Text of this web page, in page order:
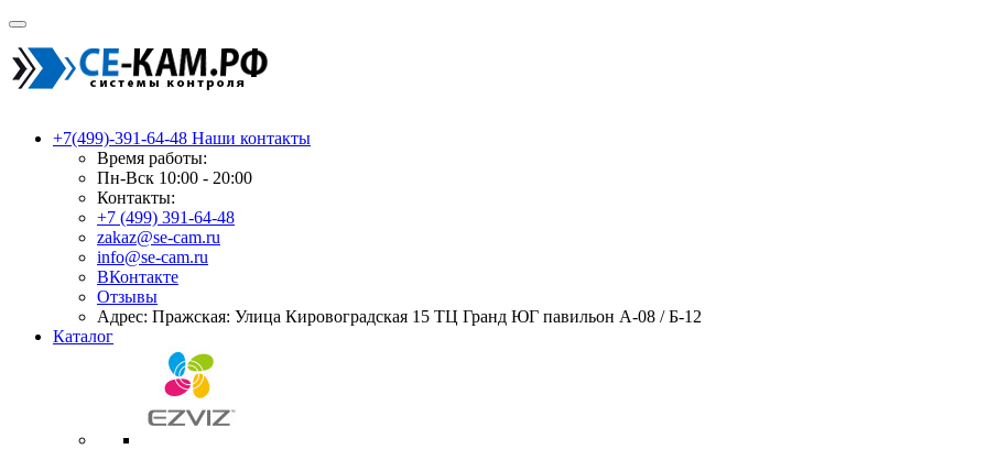
+7(499)-391-64-48 Наши контакты
Время работы:
Пн-Вск 10:00 - 20:00
Контакты:
+7 (499) 391-64-48
zakaz@se-cam.ru
info@se-cam.ru
ВКонтакте
Отзывы
Адрес: Пражская: Улица Кировоградская 15 ТЦ Гранд ЮГ павильон А-08 / Б-12
Каталог